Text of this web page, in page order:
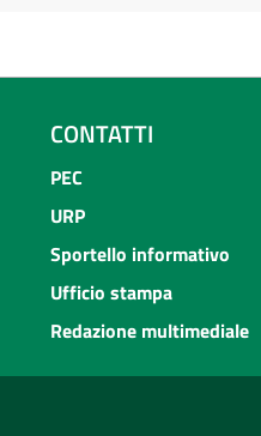
CONTATTI
PEC
URP
Sportello informativo
Ufficio stampa
Redazione multimediale